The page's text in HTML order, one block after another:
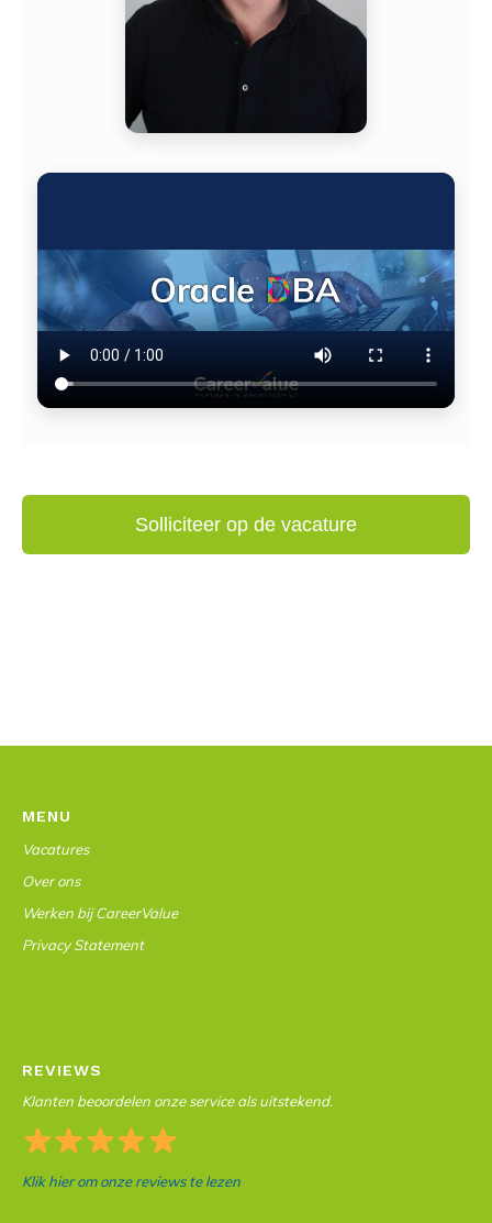
MENU
Vacatures
Over ons
Werken bij CareerValue
Privacy Statement
REVIEWS
Klanten beoordelen onze service als uitstekend.
Klik hier om onze reviews te lezen